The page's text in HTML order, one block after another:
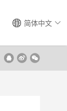
简体中文